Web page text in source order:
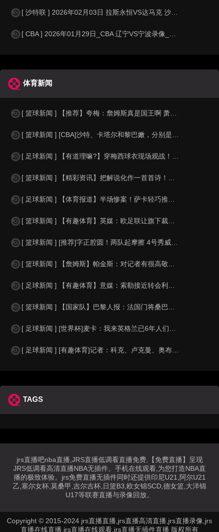
[ 沙特联 ] 2026年02月03日 拉斯永恒VS达马克 沙特联_全场录像
[ CBA ] 2026年01月29日_CBA 辽宁VS宁波录像_全场录像【
体育新闻
[ 篮球新闻 ] 【推荐】夸梅：詹姆斯真是国王啊 萧华都得听他的 新赛季日程安
[ 篮球新闻 ] [CBA]沙特、卡塔尔和黎巴嫩，分别是什么水平？
[ 足球新闻 ] 【有道理嘛?】穿梅西球衣现场观战！马思纯晒照：终究是人生，不
[ 篮球新闻 ] 【精彩资讯】把解说化作一首首诗！贺炜本届世界杯金句合集
[ 足球新闻 ] 【体育报道】半场惨案！萨卡轻巧推射双响，英格兰4-0领先法国
[ 篮球新闻 ] 【有趣体育】英媒：欧足联让旗下裁判避免像世界杯一样，用VAR
[ 篮球新闻 ] [推荐]字正腔圆！两队起摩擦 4号秀威尔逊大声嘲讽卡卢马:W
[ 篮球新闻 ] 【詹姆斯】帕金斯：对记者有很高敬意 Windhorst绝不是
[ 足球新闻 ] 【有趣体育】意媒：索勒接近转会利兹联，乌迪内斯有意米兰后卫F
[ 篮球新闻 ] 【国家队】巴黎人报：法国门将桑巴小腿受伤，提前结束了训练
[ 足球新闻 ] [世界杯]麦卡：我来英格兰已6年人们对我很好，但和英格兰的比
[ 足球新闻 ] [有趣体育]记者：科克、卢克曼、奥布拉克参加马竞训练，卡尔多
TAGS
jrs直播吧nba直播,JRS直播低调看直播免费,【免费直播】呈现
JRS低调看高清直播NBA无插件。手机在线观看,为您打造NBA直
播的极致体验。jrs免费直播无插件同时还提供印尼U21,阿尔U21
乙,塞尔女杯,莫桑甲,吉尔吉杯,日篮B3,欧女锦SCD,德女篮,大洋锦
U17等联赛直播与录像回放。
Copyright © 2015-2024 jrs直播直播,jrs直播高清直播,jrs直播录像,jrs
直播在线直播,jrs直播在线观看,jrs直播无插件直播 版权所有